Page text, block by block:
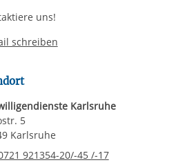
uns!
schreiben
Karlsruhe
5
Karlsruhe
921354-20/-45 /-17